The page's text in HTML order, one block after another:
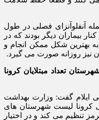
آنفلوآنزای فصلی در طول
بیماران دیگر بودند که در
بهترین شکل ممکن انجام و
نیز روزانه صورت می گیرد.
تعداد مبتلایان کرونا
ایلام گفت: وزارت بهداشت
کرونا لیست شهرستان های
تنظیم می کند و در اختیار